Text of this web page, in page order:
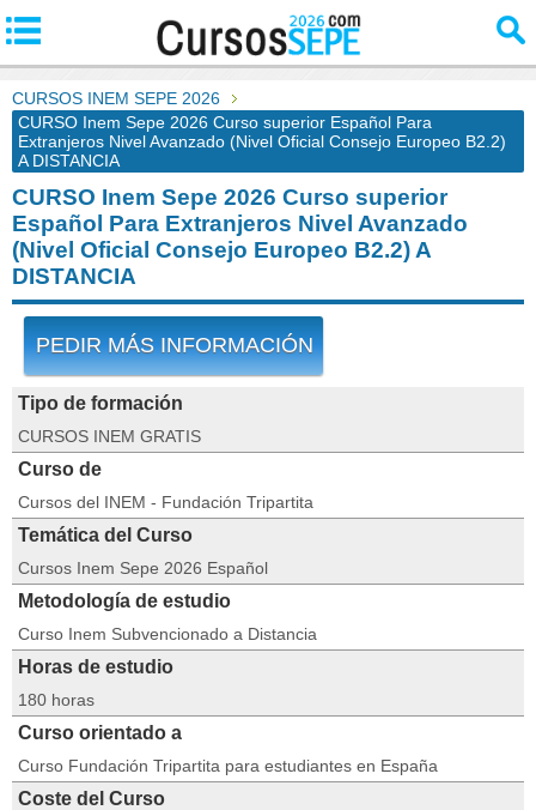
CURSOS INEM SEPE 2026
CURSO Inem Sepe 2026 Curso superior Español Para
Extranjeros Nivel Avanzado (Nivel Oficial Consejo Europeo B2.2)
A DISTANCIA
CURSO Inem Sepe 2026 Curso superior
Español Para Extranjeros Nivel Avanzado
(Nivel Oficial Consejo Europeo B2.2) A
DISTANCIA
PEDIR MÁS INFORMACIÓN
Tipo de formación
CURSOS INEM GRATIS
Curso de
Cursos del INEM - Fundación Tripartita
Temática del Curso
Cursos Inem Sepe 2026 Español
Metodología de estudio
Curso Inem Subvencionado a Distancia
Horas de estudio
180 horas
Curso orientado a
Curso Fundación Tripartita para estudiantes en España
Coste del Curso